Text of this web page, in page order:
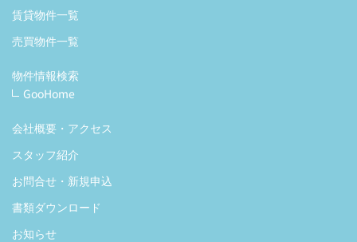
賃貸物件一覧
売買物件一覧
物件情報検索
GooHome
会社概要・アクセス
スタッフ紹介
お問合せ・新規申込
書類ダウンロード
お知らせ